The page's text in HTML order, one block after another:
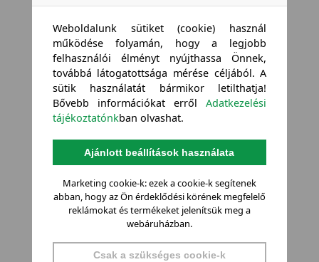
Weboldalunk sütiket (cookie) használ
működése folyamán, hogy a legjobb
felhasználói élményt nyújthassa Önnek,
továbbá látogatottsága mérése céljából. A
sütik használatát bármikor letilthatja!
Bővebb információkat errőlAdatkezelési
tájékoztatónkban olvashat.
Ajánlott beállítások használata
Marketing cookie-k: ezek a cookie-k segítenek
abban, hogy az Ön érdeklődési körének megfelelő
reklámokat és termékeket jelenítsük meg a
webáruházban.
Csak a szükséges cookie-k